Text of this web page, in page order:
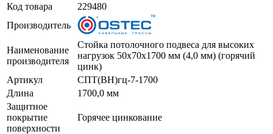
Код товара
229480
Производитель
Наименование
производителя
Стойка потолочного подвеса для высоких
нагрузок 50х70х1700 мм (4,0 мм) (горячий
цинк)
Артикул
СПТ(ВН)гц-7-1700
Длина
1700,0 мм
Защитное
покрытие
поверхности
Горячее цинкование